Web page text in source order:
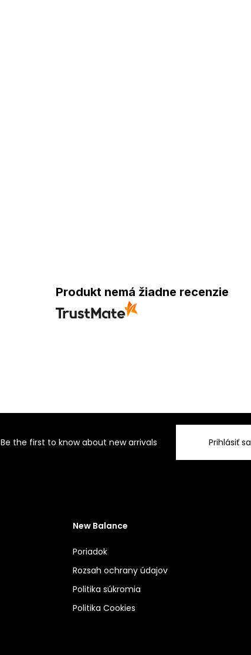
Produkt nemá žiadne recenzie
Be the first to know about new arrivals Prihlásiť sa
New Balance
Poriadok
Rozsah ochrany údajov
Politika súkromia
Politika Cookies